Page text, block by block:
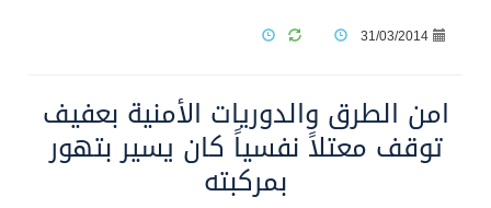
31/03/2014
امن الطرق والدوريات الأمنية بعفيف
توقف معتلاً نفسياً كان يسير بتهور
بمركبته